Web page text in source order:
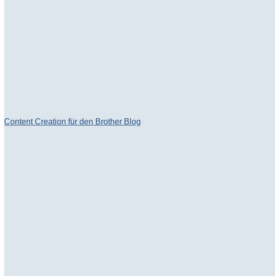
Content Creation für den Brother Blog